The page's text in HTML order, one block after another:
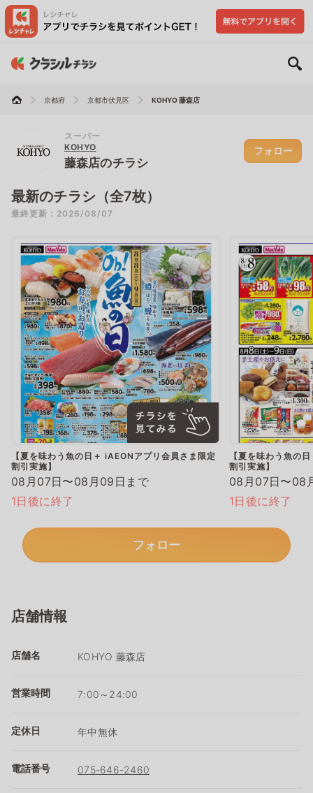
京都府 京都市伏見区 KOHYO 藤森店
スーパー
KOHYO
藤森店のチラシ
フォロー
最新のチラシ（全7枚）
最終更新：2026/08/07
【夏を味わう魚の日＋ iAEONアプリ会員さま限定
割引実施】
08月07日〜08月09日まで
1日後に終了
【夏を味わう魚の
割引実施】
08月07日〜08
1日後に終了
フォロー
店舗情報
店舗名 KOHYO 藤森店
営業時間 7:00～24:00
定休日 年中無休
電話番号 075-646-2460